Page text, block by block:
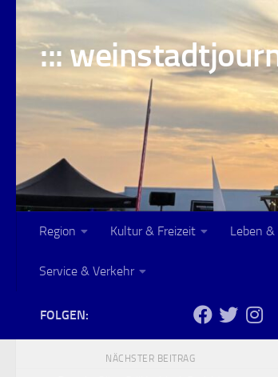
Skip to content
:::
Region Kultur & Freizeit Leben &
Service & Verkehr
FOLGEN:
NÄCHSTER BEITRAG